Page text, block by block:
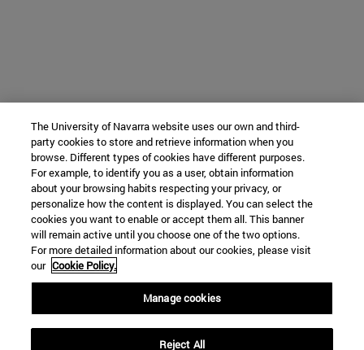
The University of Navarra website uses our own and third-
party cookies to store and retrieve information when you
browse. Different types of cookies have different purposes.
For example, to identify you as a user, obtain information
about your browsing habits respecting your privacy, or
personalize how the content is displayed. You can select the
cookies you want to enable or accept them all. This banner
will remain active until you choose one of the two options.
For more detailed information about our cookies, please visit
our Cookie Policy.
Manage cookies
Reject All